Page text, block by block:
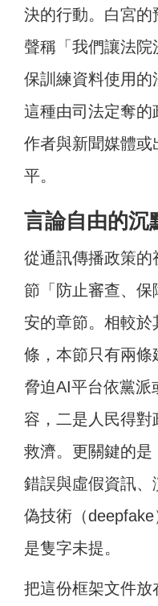
決的行動。白宮的
聲稱「我們讓法院
保訓練資料使用的
這種由司法定奪的
作者與新聞媒體或
平。
言論自由的沉
從通訊傳播政策的
節「防止審查、保
安的章節。相較
條，本節只有兩
脅迫AI平台依黨派
容，二是人民得對
救濟。更關鍵的
錯誤與虛假資訊、
偽技術（
是隻字未提。
把這份框架文件放